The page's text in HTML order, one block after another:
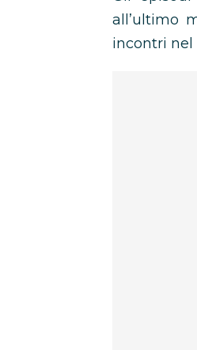
all’ultimo
incontri nel